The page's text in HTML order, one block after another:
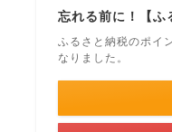
忘れる前に！【ふ
ふるさと納税のポイ
なりました。